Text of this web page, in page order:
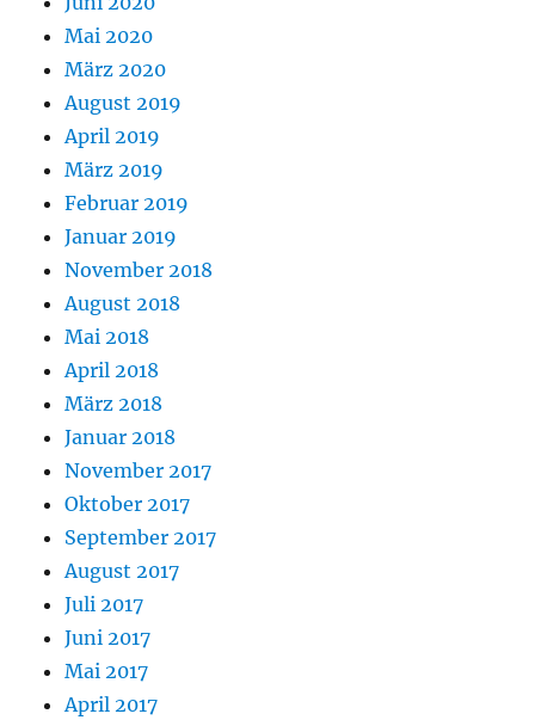
Mai 2020
März 2020
August 2019
April 2019
März 2019
Februar 2019
Januar 2019
November 2018
August 2018
Mai 2018
April 2018
März 2018
Januar 2018
November 2017
Oktober 2017
September 2017
August 2017
Juli 2017
Juni 2017
Mai 2017
April 2017